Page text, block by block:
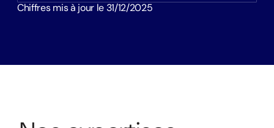
Chiffres mis à jour le 31/12/2025